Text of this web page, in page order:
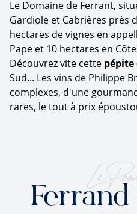
Le Domaine de Ferrant,
Gardiole et Cabrières près
hectares de vignes en
Pape et 10 hectares en
Découvrez vite cette pépite
Sud... Les vins de Philippe
complexes, d'une
rares, le tout à prix
Le
Ferrand